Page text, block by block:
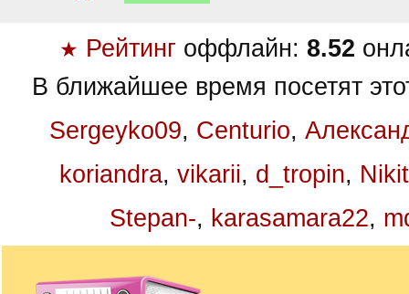
★ Рейтинг оффлайн: 8.52
В ближайшее время посетят
Sergeyko09, Centurio,
koriandra, vikarii, d_tropin,
Stepan-, karasamara22,